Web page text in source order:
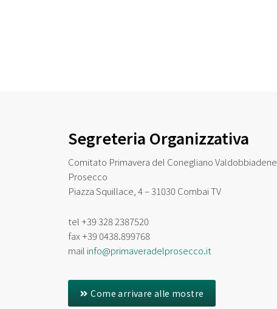
Segreteria Organizzativa
Comitato Primavera del Conegliano Valdobbiadene
Prosecco
Piazza Squillace, 4 – 31030 Combai TV
tel +39 328 2387520
fax+39 0438.899768
mail info@primaveradelprosecco.it
Come arrivare alle mostre